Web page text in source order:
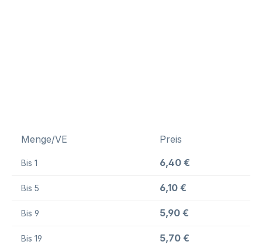
Menge/VE Preis
Bis 1 6,40 €
Bis 5 6,10 €
Bis 9 5,90 €
Bis 19 5,70 €